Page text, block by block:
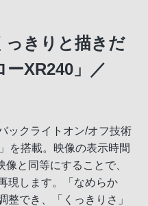
っきりと描きだ
XR240」／
ックライトオン/オフ技術
を搭載。映像の表示時間
と同等にすることで、
現します。「なめらか
整でき、「くっきりさ」